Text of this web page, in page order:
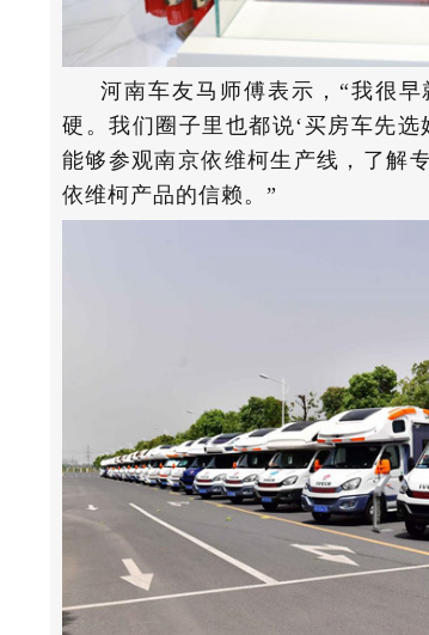
河南车友马师傅表示，“我很
硬。我们圈子里也都说‘买房车先
能够参观南京依维柯生产线，了解
依维柯产品的信赖。”